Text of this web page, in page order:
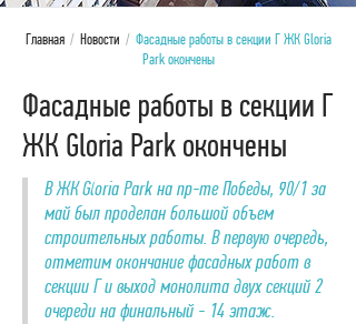
Главная / Новости / Фасадные работы в секции Г ЖК Gloria
Park окончены
Фасадные работы в секции Г
ЖК Gloria Park окончены
В ЖК Gloria Park на пр-те Победы, 90/1 за
май был проделан большой объем
строительных работы. В первую очередь,
отметим окончание фасадных работ в
секции Г и выход монолита двух секций 2
очереди на финальный - 14 этаж.